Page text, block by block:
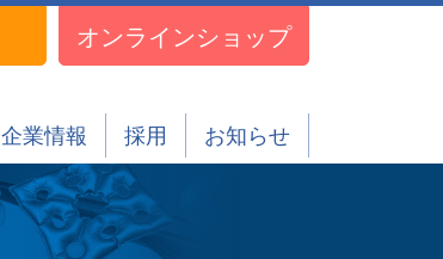
オンラインショップ
企業情報 採用 お知らせ